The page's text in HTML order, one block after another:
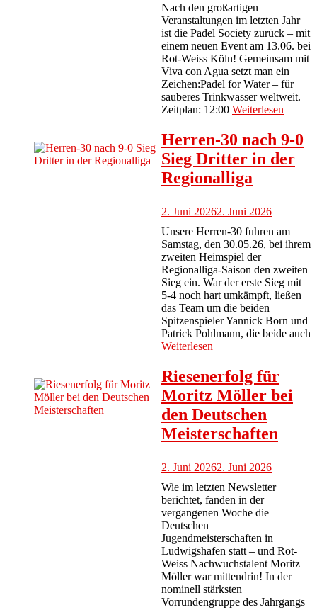
Nach den großartigen
Veranstaltungen im letzten Jahr
ist die Padel Society zurück – mit
einem neuen Event am 13.06. bei
Rot-Weiss Köln! Gemeinsam mit
Viva con Agua setzt man ein
Zeichen:Padel for Water – für
sauberes Trinkwasser weltweit.
Zeitplan: 12:00 Weiterlesen
Herren-30 nach 9-0
Sieg Dritter in der
Regionalliga
2. Juni 20262. Juni 2026
Unsere Herren-30 fuhren am
Samstag, den 30.05.26, bei ihrem
zweiten Heimspiel der
Regionalliga-Saison den zweiten
Sieg ein. War der erste Sieg mit
5-4 noch hart umkämpft, ließen
das Team um die beiden
Spitzenspieler Yannick Born und
Patrick Pohlmann, die beide auch
Weiterlesen
Riesenerfolg für
Moritz Möller bei
den Deutschen
Meisterschaften
2. Juni 20262. Juni 2026
Wie im letzten Newsletter
berichtet, fanden in der
vergangenen Woche die
Deutschen
Jugendmeisterschaften in
Ludwigshafen statt – und Rot-
Weiss Nachwuchstalent Moritz
Möller war mittendrin! In der
nominell stärksten
Vorrundengruppe des Jahrgangs